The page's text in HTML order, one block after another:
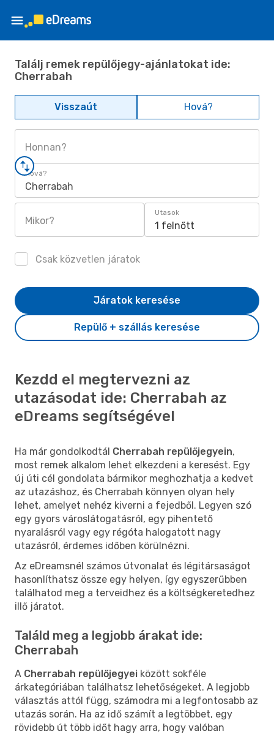
Találj remek repülőjegy-ajánlatokat ide:
Cherrabah
Visszaút Hová?
Honnan?
Hová?
Cherrabah
Mikor?
Utasok
1 felnőtt
Csak közvetlen járatok
Repülő + szállás keresése
Járatok keresése
Kezdd el megtervezni az
utazásodat ide: Cherrabah az
eDreams segítségével
Ha már gondolkodtál Cherrabah repülőjegyein,
most remek alkalom lehet elkezdeni a keresést. Egy
új úti cél gondolata bármikor meghozhatja a kedvet
az utazáshoz, és Cherrabah könnyen olyan hely
lehet, amelyet nehéz kiverni a fejedből. Legyen szó
egy gyors városlátogatásról, egy pihentető
nyaralásról vagy egy régóta halogatott nagy
utazásról, érdemes időben körülnézni.
Az eDreamsnél számos útvonalat és légitársaságot
hasonlíthatsz össze egy helyen, így egyszerűbben
találhatod meg a terveidhez és a költségkeretedhez
illő járatot.
Találd meg a legjobb árakat ide:
Cherrabah
A Cherrabah repülőjegyei között sokféle
árkategóriában találhatsz lehetőségeket. A legjobb
választás attól függ, számodra mi a legfontosabb az
utazás során. Ha az idő számít a legtöbbet, egy
rövidebb út több időt hagy arra, hogy valóban